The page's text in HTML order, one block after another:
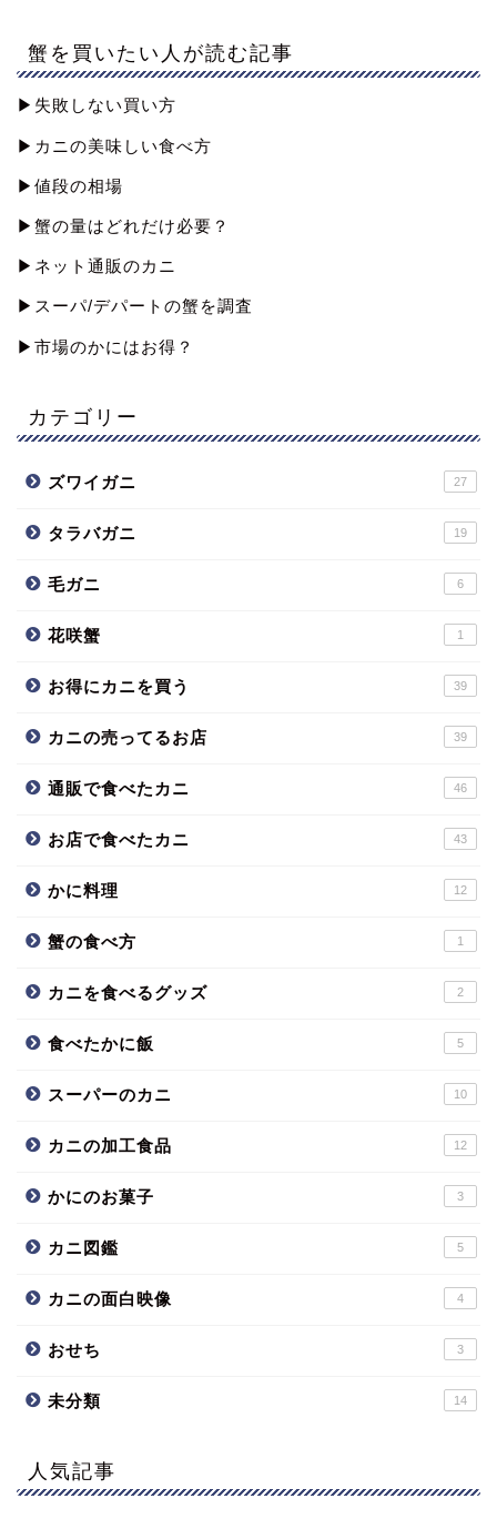
蟹を買いたい人が読む記事
▶︎失敗しない買い方
▶︎カニの美味しい食べ方
▶︎値段の相場
▶︎蟹の量はどれだけ必要？
▶︎ネット通販のカニ
▶︎スーパ/デパートの蟹を調査
▶︎市場のかにはお得？
カテゴリー
ズワイガニ 27
タラバガニ 19
毛ガニ 6
花咲蟹 1
お得にカニを買う 39
カニの売ってるお店 39
通販で食べたカニ 46
お店で食べたカニ 43
かに料理 12
蟹の食べ方 1
カニを食べるグッズ 2
食べたかに飯 5
スーパーのカニ 10
カニの加工食品 12
かにのお菓子 3
カニ図鑑 5
カニの面白映像 4
おせち 3
未分類 14
人気記事